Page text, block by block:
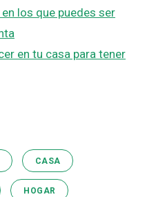
los que puedes ser
en tu casa para tener
CASA
HOGAR